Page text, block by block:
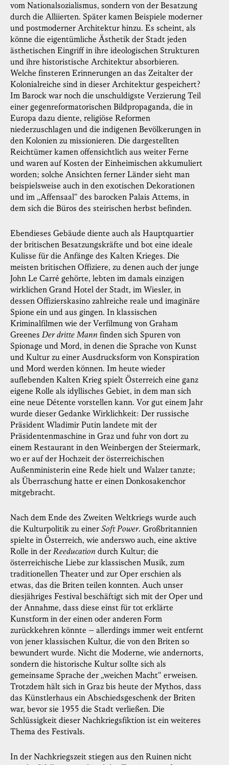
vom Nationalsozialismus, sondern von der Besatzung
durch die Alliierten. Später kamen Beispiele moderner
und postmoderner Architektur hinzu. Es scheint, als
könne die eigentümliche Ästhetik der Stadt jeden
ästhetischen Eingriff in ihre ideologischen Strukturen
und ihre historistische Architektur absorbieren.
Welche finsteren Erinnerungen an das Zeitalter der
Kolonialreiche sind in dieser Architektur gespeichert?
Im Barock war noch die unschuldigste Verzierung Teil
einer gegenreformatorischen Bildpropaganda, die in
Europa dazu diente, religiöse Reformen
niederzuschlagen und die indigenen Bevölkerungen in
den Kolonien zu missionieren. Die dargestellten
Reichtümer kamen offensichtlich aus weiter Ferne
und waren auf Kosten der Einheimischen akkumuliert
worden; solche Ansichten ferner Länder sieht man
beispielsweise auch in den exotischen Dekorationen
und im „Affensaal“ des barocken Palais Attems, in
dem sich die Büros des steirischen herbst befinden.
Ebendieses Gebäude diente auch als Hauptquartier
der britischen Besatzungskräfte und bot eine ideale
Kulisse für die Anfänge des Kalten Krieges. Die
meisten britischen Offiziere, zu denen auch der junge
John Le Carré gehörte, lebten im damals einzigen
wirklichen Grand Hotel der Stadt, im Wiesler, in
dessen Offizierskasino zahlreiche reale und imaginäre
Spione ein und aus gingen. In klassischen
Kriminalfilmen wie der Verfilmung von Graham
Greenes Der dritte Mann finden sich Spuren von
Spionage und Mord, in denen die Sprache von Kunst
und Kultur zu einer Ausdrucksform von Konspiration
und Mord werden können. Im heute wieder
auflebenden Kalten Krieg spielt Österreich eine ganz
eigene Rolle als idyllisches Gebiet, in dem man sich
eine neue Détente vorstellen kann. Vor gut einem Jahr
wurde dieser Gedanke Wirklichkeit: Der russische
Präsident Wladimir Putin landete mit der
Präsidentenmaschine in Graz und fuhr von dort zu
einem Restaurant in den Weinbergen der Steiermark,
wo er auf der Hochzeit der österreichischen
Außenministerin eine Rede hielt und Walzer tanzte;
als Überraschung hatte er einen Donkosakenchor
mitgebracht.
Nach dem Ende des Zweiten Weltkriegs wurde auch
die Kulturpolitik zu einer Soft Power. Großbritannien
spielte in Österreich, wie anderswo auch, eine aktive
Rolle in der Reeducation durch Kultur; die
österreichische Liebe zur klassischen Musik, zum
traditionellen Theater und zur Oper erschien als
etwas, das die Briten teilen konnten. Auch unser
diesjähriges Festival beschäftigt sich mit der Oper und
der Annahme, dass diese einst für tot erklärte
Kunstform in der einen oder anderen Form
zurückkehren könnte – allerdings immer weit entfernt
von jener klassischen Kultur, die von den Briten so
bewundert wurde. Nicht die Moderne, wie andernorts,
sondern die historische Kultur sollte sich als
gemeinsame Sprache der „weichen Macht“ erweisen.
Trotzdem hält sich in Graz bis heute der Mythos, dass
das Künstlerhaus ein Abschiedsgeschenk der Briten
war, bevor sie 1955 die Stadt verließen. Die
Schlüssigkeit dieser Nachkriegsfiktion ist ein weiteres
Thema des Festivals.
In der Nachkriegszeit stiegen aus den Ruinen nicht